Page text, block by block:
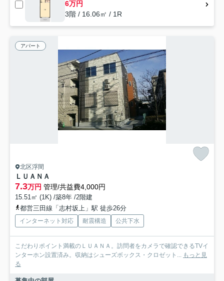
6万円
3階 / 16.06㎡ / 1R
アパート
北区浮間
ＬＵＡＮＡ
7.3万円 管理/共益費4,000円
15.51㎡ (1K) /築8年 /2階建
都営三田線「志村坂上」駅 徒歩26分
インターネット対応 耐震構造 公共下水
こだわりポイント満載のＬＵＡＮＡ。訪問者をカメラで確認できるTVイ
ンターホン設置済み。収納はシューズボックス・クロゼット... もっと見
る